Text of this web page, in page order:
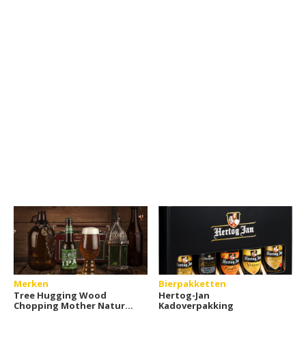
Merken
Tree Hugging Wood
Chopping Mother Nature
Bierpakketten
Hertog-Jan
Kadoverpakking